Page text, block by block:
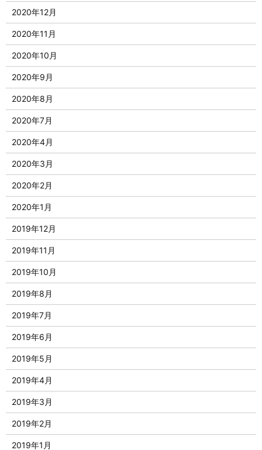
2020年12月
2020年11月
2020年10月
2020年9月
2020年8月
2020年7月
2020年4月
2020年3月
2020年2月
2020年1月
2019年12月
2019年11月
2019年10月
2019年8月
2019年7月
2019年6月
2019年5月
2019年4月
2019年3月
2019年2月
2019年1月